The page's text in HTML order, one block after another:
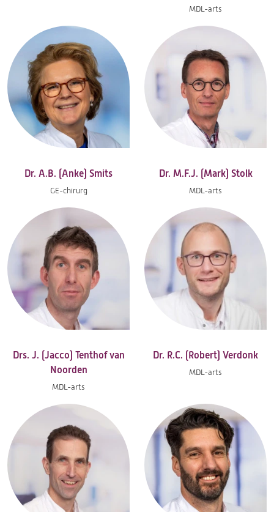
MDL-arts
Dr. A.B. (Anke) Smits
GE-chirurg
Dr. M.F.J. (Mark) Stolk
MDL-arts
Drs. J. (Jacco) Tenthof van
Noorden
MDL-arts
Dr. R.C. (Robert) Verdonk
MDL-arts